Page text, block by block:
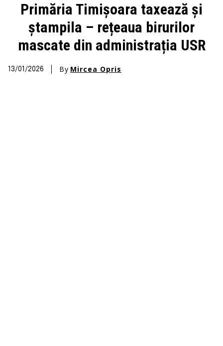
Primăria Timișoara taxează și
ștampila – rețeaua birurilor
mascate din administrația USR
13/01/2026 By Mircea Opris